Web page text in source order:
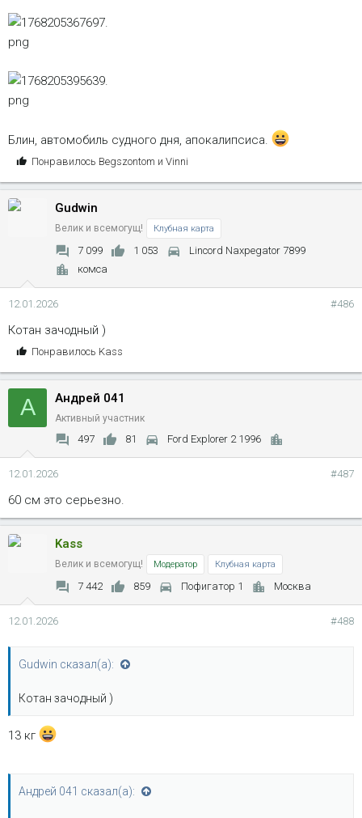
Блин, автомобиль судного дня, апокалипсиса.
С
м
:
Понравилось Begszontom и Vinni
Gudwin
Велик и всемогущ! Клубная карта
7 099 1 053
Lincord Naxpegator 7899
комса
12.01.2026 #486
Котан зачодный )
С
м
п
а
т
:
Понравилось Kass
А Андрей 041
Активный участник
497 81 Ford Explorer 2 1996
12.01.2026 #487
60 см это серьезно.
Kass
Велик и всемогущ! Модератор Клубная карта
7 442 859 Пофигатор 1 Москва
12.01.2026 #488
Gudwin сказал(а):
Котан зачодный )
13 кг
Андрей 041 сказал(а):